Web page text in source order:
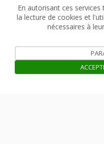
En autorisant ces
la lecture de cookies et
nécessaires à